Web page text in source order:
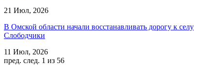
21 Июл, 2026
В Омской области начали восстанавливать дорогу к селу
Слободчики
11 Июл, 2026
пред. след. 1 из 56